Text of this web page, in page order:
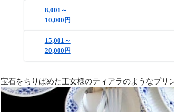
8,001～
10,000円
15,001～
20,000円
宝石をちりばめた王女様のティアラのようなプリ